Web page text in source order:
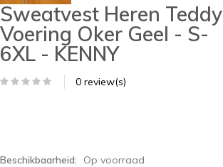
Sweatvest Heren Teddy
Voering Oker Geel - S-
6XL - KENNY
0 review(s)
Beschikbaarheid: Op voorraad